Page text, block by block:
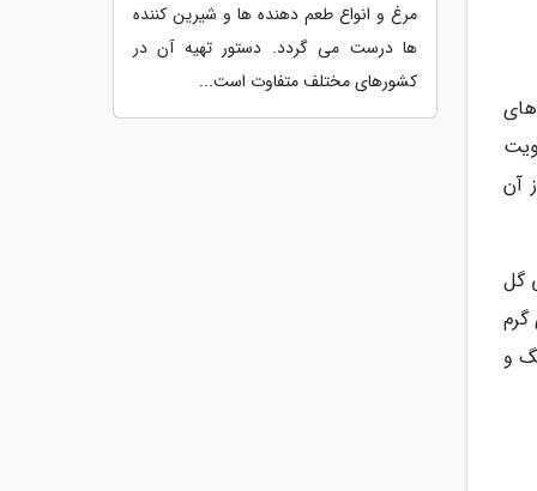
آن
گل
و
مرغ و انواع طعم دهنده ها و شیرین کننده
ها درست می گردد. دستور تهیه آن در
کشورهای مختلف متفاوت است...